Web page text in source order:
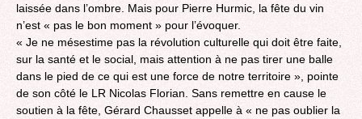
laissée dans l’ombre. Mais pour Pierre Hurmic, la fête du vin
n’est « pas le bon moment » pour l’évoquer.
« Je ne mésestime pas la révolution culturelle qui doit être faite,
sur la santé et le social, mais attention à ne pas tirer une balle
dans le pied de ce qui est une force de notre territoire », pointe
de son côté le LR Nicolas Florian. Sans remettre en cause le
soutien à la fête, Gérard Chausset appelle à « ne pas oublier la